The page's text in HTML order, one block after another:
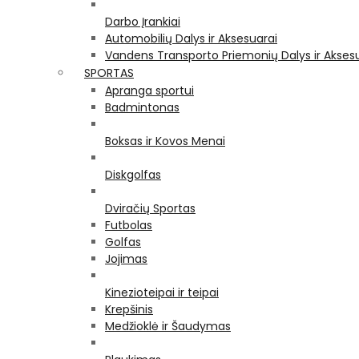
Darbo Įrankiai
Automobilių Dalys ir Aksesuarai
Vandens Transporto Priemonių Dalys ir
SPORTAS
Apranga sportui
Badmintonas
Boksas ir Kovos Menai
Diskgolfas
Dviračių Sportas
Futbolas
Golfas
Jojimas
Kinezioteipai ir teipai
Krepšinis
Medžioklė ir Šaudymas